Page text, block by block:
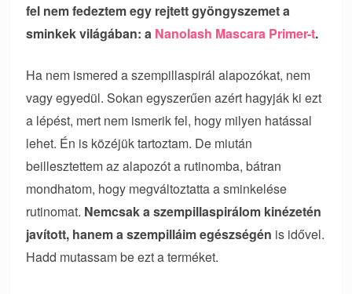
fel nem fedeztem egy rejtett gyöngyszemet a
sminkek világában: a Nanolash Mascara Primer-t.
Ha nem ismered a szempillaspirál alapozókat, nem
vagy egyedül. Sokan egyszerűen azért hagyják ki ezt
a lépést, mert nem ismerik fel, hogy milyen hatással
lehet. Én is közéjük tartoztam. De miután
beillesztettem az alapozót a rutinomba, bátran
mondhatom, hogy megváltoztatta a sminkelése
rutinomat. Nemcsak a szempillaspirálom kinézetén
javított, hanem a szempilláim egészségén is idővel.
Hadd mutassam be ezt a terméket.